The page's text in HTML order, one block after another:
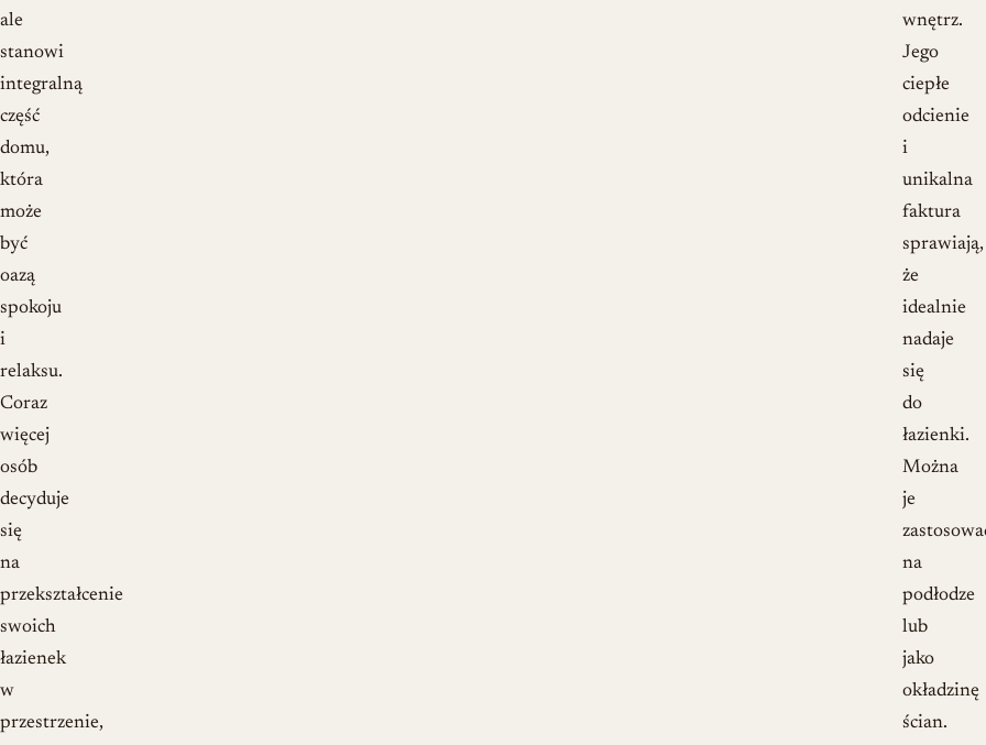
ale
stanowi
integralną
część
domu,
która
może
być
oazą
spokoju
i
relaksu.
Coraz
więcej
osób
decyduje
się
na
przekształcenie
swoich
łazienek
w
przestrzenie,
wnętrz.
Jego
ciepłe
odcienie
i
unikalna
faktura
sprawiają,
że
idealnie
nadaje
się
do
łazienki.
Można
je
na
podłodze
lub
jako
okładzinę
ścian.